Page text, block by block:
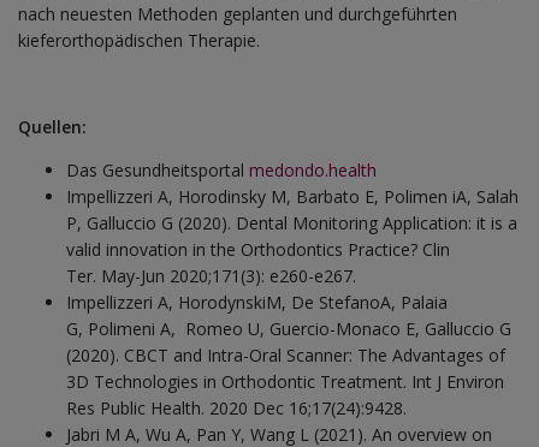
nach neuesten Methoden geplanten und durchgeführten
kieferorthopädischen Therapie.
Quellen:
Das Gesundheitsportal medondo.health
Impellizzeri A, Horodinsky M, Barbato E, Polimen iA, Salah
P, Galluccio G (2020). Dental Monitoring Application: it is a
valid innovation in the Orthodontics Practice? Clin
Ter. May-Jun 2020;171(3): e260-e267.
Impellizzeri A, HorodynskiM, De StefanoA, Palaia
G, Polimeni A, Romeo U, Guercio-Monaco E, Galluccio G
(2020). CBCT and Intra-Oral Scanner: The Advantages of
3D Technologies in Orthodontic Treatment. Int J Environ
Res Public Health. 2020 Dec 16;17(24):9428.
Jabri M A, Wu A, Pan Y, Wang L (2021). An overview on